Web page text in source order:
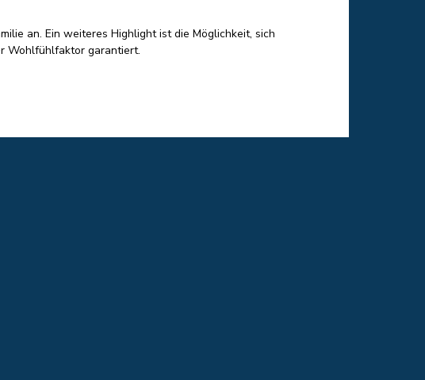
an. Ein weiteres Highlight ist die Möglichkeit, sich
Wohlfühlfaktor garantiert.